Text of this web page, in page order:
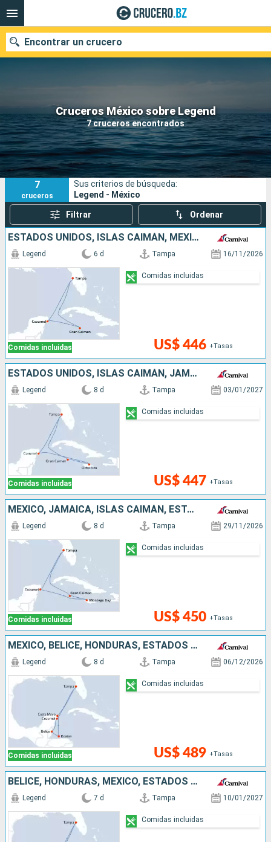
Cruceros México sobre Legend
7 cruceros encontrados
Encontrar un crucero
Nuestros destinos
Fecha de salida
Puertos Compañías
7
cruceros
Sus criterios de búsqueda:
Legend - México
Filtrar Ordenar
ESTADOS UNIDOS, ISLAS CAIMÁN, MÉXICO
Comidas incluidas
Legend 6 d Tampa 16/11/2026
US$ 446 +Tasas
Comidas incluidas
ESTADOS UNIDOS, ISLAS CAIMÁN, JAMAICA, MÉXICO
Comidas incluidas
Legend 8 d Tampa 03/01/2027
US$ 447 +Tasas
Comidas incluidas
MÉXICO, JAMAICA, ISLAS CAIMÁN, ESTADOS UNIDOS
Comidas incluidas
Legend 8 d Tampa 29/11/2026
US$ 450 +Tasas
Comidas incluidas
MÉXICO, BELICE, HONDURAS, ESTADOS UNIDOS
Comidas incluidas
Legend 8 d Tampa 06/12/2026
US$ 489 +Tasas
Comidas incluidas
BELICE, HONDURAS, MÉXICO, ESTADOS UNIDOS
Legend 7 d Tampa 10/01/2027
Comidas incluidas